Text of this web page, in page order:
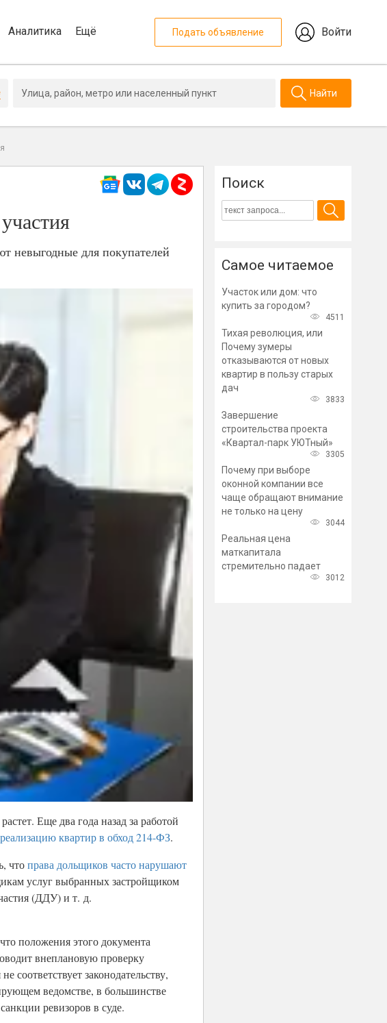
Аналитика Ещё Подать объявление Войти
Найти
невыгодные для покупателей
Еще два года назад за работой
квартир в обход 214-ФЗ.
чтоправа дольщиков часто нарушают
услуг выбранных застройщиком
(ДДУ) и т. д.
положения этого документа
внеплановую проверку
соответствует законодательству,
ведомстве, в большинстве
ревизоров в суде.
Поиск
Самое читаемое
Участок или дом: что
купить за городом?
4511
Тихая революция, или
Почему зумеры
отказываются от новых
квартир в пользу старых
дач
3833
Завершение
строительства проекта
«Квартал-парк УЮТный»
3305
Почему при выборе
оконной компании все
чаще обращают внимание
не только на цену
3044
Реальная цена
маткапитала
стремительно падает
3012